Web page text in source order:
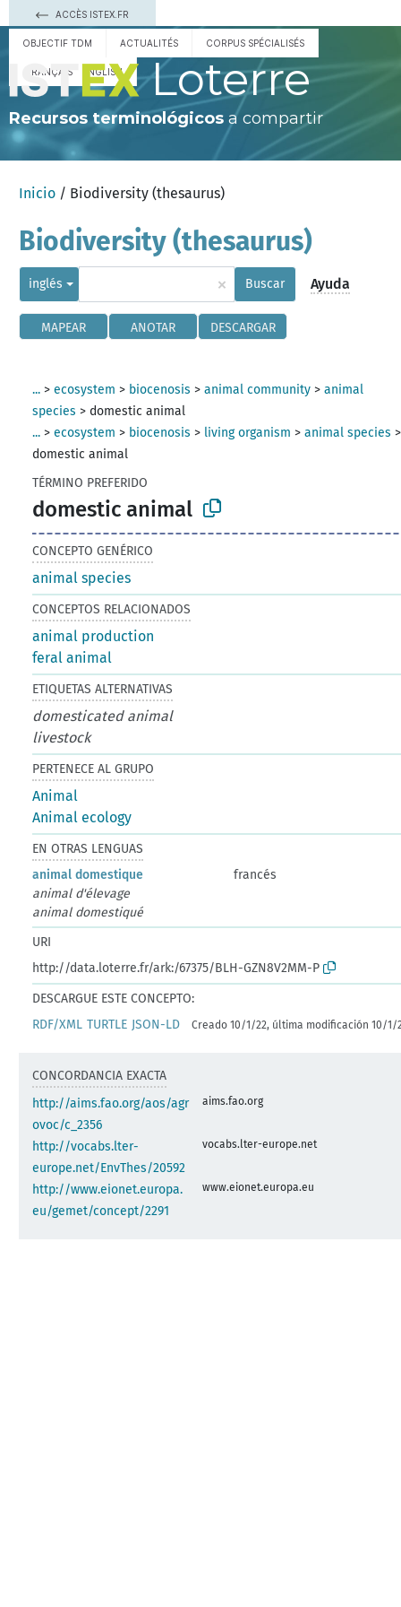
ACCÈS ISTEX.FR
OBJECTIF TDM ACTUALITÉS CORPUS SPÉCIALISÉS
FRANÇAIS ENGLISH Loterre
Recursos terminológicos a compartir
Inicio / Biodiversity (thesaurus)
Biodiversity (thesaurus)
inglés × Buscar Ayuda
MAPEAR ANOTAR DESCARGAR
... >ecosystem > biocenosis >animal community >animal
species > domestic animal
... >ecosystem > biocenosis > living organism >animal species >
domestic animal
TÉRMINO PREFERIDO
domestic animal
CONCEPTO GENÉRICO
animal species
CONCEPTOS RELACIONADOS
animal production
feral animal
ETIQUETAS ALTERNATIVAS
domesticated animal
livestock
PERTENECE AL GRUPO
Animal
Animal ecology
EN OTRAS LENGUAS
animal domestique
francés
animal d'élevage
animal domestiqué
URI
http://data.loterre.fr/ark:/67375/BLH-GZN8V2MM-P
DESCARGUE ESTE CONCEPTO:
RDF/XML TURTLE JSON-LD Creado 10/1/22, última modificación 10/1/
CONCORDANCIA EXACTA
http://aims.fao.org/aos/agr
ovoc/c_2356
aims.fao.org
http://vocabs.lter-
europe.net/EnvThes/20592
vocabs.lter-europe.net
http://www.eionet.europa.
eu/gemet/concept/2291
www.eionet.europa.eu